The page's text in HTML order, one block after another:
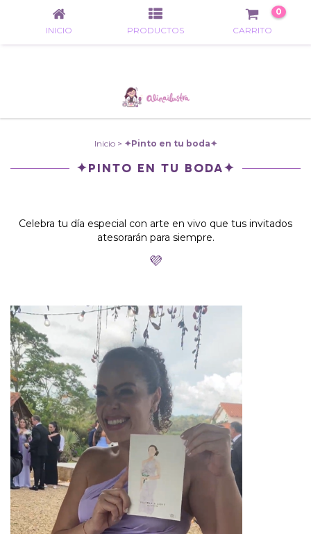
INICIO PRODUCTOS CARRITO
0
Inicio > ✦Pinto en tu boda✦
✦PINTO EN TU BODA✦
Celebra tu día especial con arte en vivo que tus invitados
atesorarán para siempre.
💜